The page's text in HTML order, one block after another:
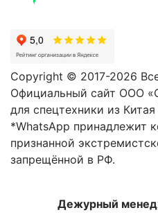
Copyright © 2017-2026
Официальный сайт ООО
для спецтехники из
*WhatsApp принадлежит
признанной
запрещённой в РФ.
Дежурный